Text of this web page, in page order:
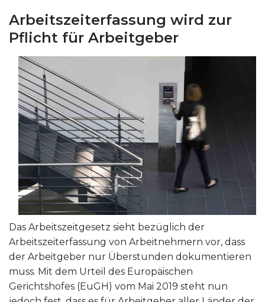
Arbeitszeiterfassung wird zur
Pflicht für Arbeitgeber
Das Arbeitszeitgesetz sieht bezüglich der
Arbeitszeiterfassung von Arbeitnehmern vor, dass
der Arbeitgeber nur Überstunden dokumentieren
muss. Mit dem Urteil des Europäischen
Gerichtshofes (EuGH) vom Mai 2019 steht nun